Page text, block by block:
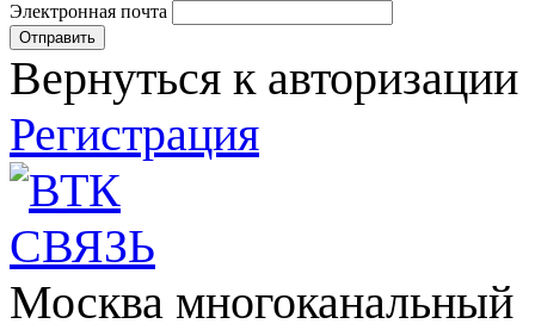
Электронная почта
Вернуться к авторизации
Регистрация
Москва многоканальный